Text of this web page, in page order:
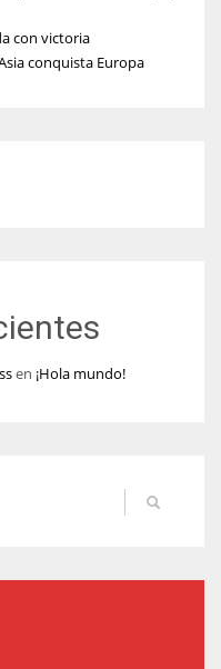
con victoria
conquista Europa
en ¡Hola mundo!